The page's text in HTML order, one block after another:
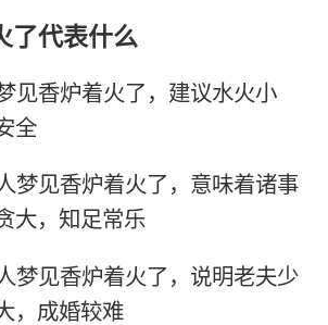
了代表什么
见香炉着火了，建议水火小
全
梦见香炉着火了，意味着诸事
大，知足常乐
梦见香炉着火了，说明老夫少
，成婚较难